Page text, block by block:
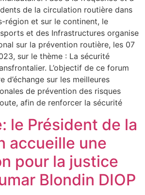
de la circulation routière dans
région et sur le continent, le
et des Infrastructures organise
sur la prévention routière, les 07
sur le thème : La sécurité
L’objectif de ce forum
d’échange sur les meilleures
de prévention des risques
afin de renforcer la sécurité
le Président de la
accueille une
pour la justice
Blondin DIOP